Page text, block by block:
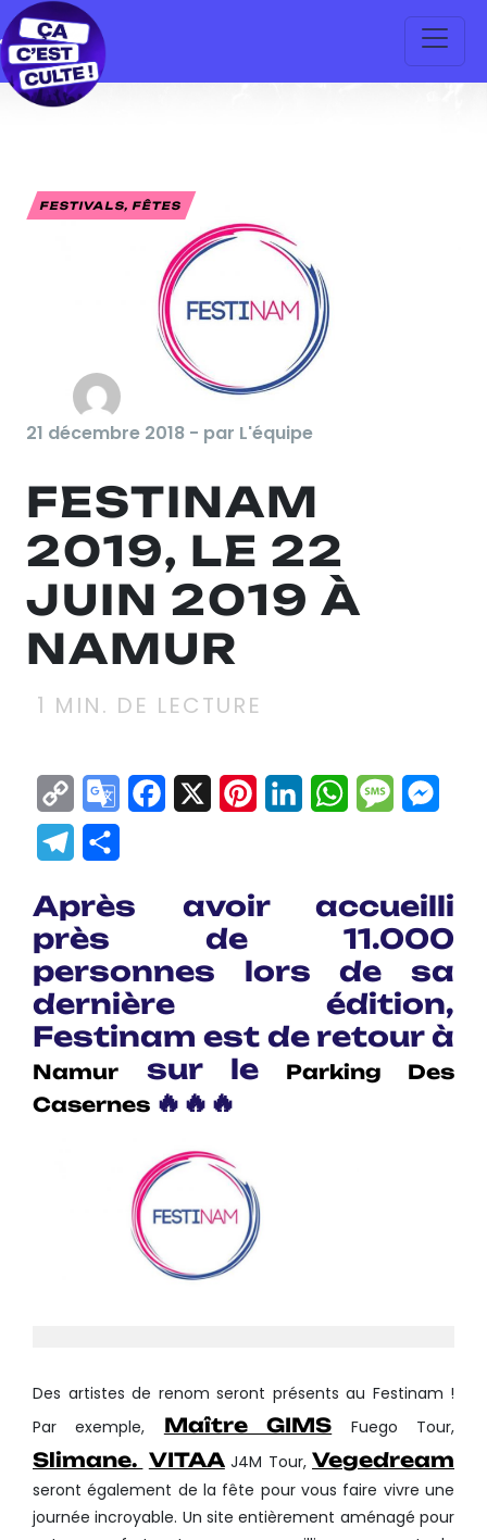
FESTIVALS, FÊTES
21 décembre 2018 - par L'équipe
FESTINAM
2019, LE 22
JUIN 2019 À
NAMUR
1 MIN. DE LECTURE
Copy
Link
GoogleFacebook
X Pinterest
LinkedInWhatsApp
Telegram
Après avoir accueilli
près de 11.000
personnes lors de sa
dernière édition,
Festinam est de retour à
Namur sur le
Parking Des
Casernes 🔥🔥🔥
Des artistes de renom seront présents au Festinam !
Par exemple, Maître GIMS Fuego Tour,
Slimane. VITAAJ4M Tour,Vegedream
seront également de la fête pour vous faire vivre une
journée incroyable. Un site entièrement aménagé pour